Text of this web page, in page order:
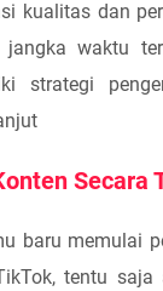
kualitas dan
jangka waktu
strategi
Secara
baru memulai
tentu